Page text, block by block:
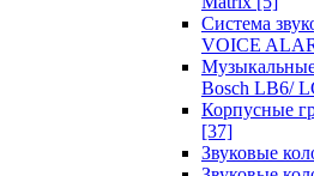
Система
VOICE
Bosch LB6/
Корпусные
[37]
Звуковые